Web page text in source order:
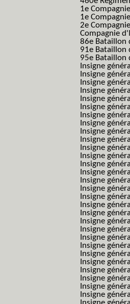
1e
1e
2e
Compagnie
86e Bataillon
91e Bataillon
95e Bataillon
Insigne
Insigne
Insigne
Insigne
Insigne
Insigne
Insigne
Insigne
Insigne
Insigne
Insigne
Insigne
Insigne
Insigne
Insigne
Insigne
Insigne
Insigne
Insigne
Insigne
Insigne
Insigne
Insigne
Insigne
Insigne
Insigne
Insigne
Insigne
Insigne